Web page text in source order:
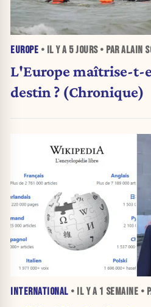
EUROPE • IL Y A 5 JOURS• PAR ALAIN
L'Europe maîtrise-t-
destin ? (Chronique)
INTERNATIONAL • IL Y A 1 SEMAINE •